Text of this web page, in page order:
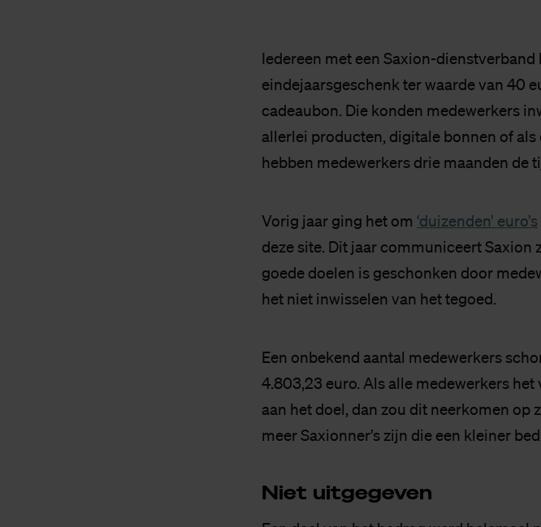
Iedereen met een Saxion-dienstverband
eindejaarsgeschenk ter waarde van 40
cadeaubon. Die konden medewerkers
allerlei producten, digitale bonnen of
hebben medewerkers drie maanden de
Vorig jaar ging het om ‘duizenden’ euro’s
deze site. Dit jaar communiceert Saxion
goede doelen is geschonken door
het niet inwisselen van het tegoed.
Een onbekend aantal medewerkers
4.803,23 euro. Als alle medewerkers
aan het doel, dan zou dit neerkomen op
meer Saxionner’s zijn die een kleiner
Niet uit­ge­ge­ven